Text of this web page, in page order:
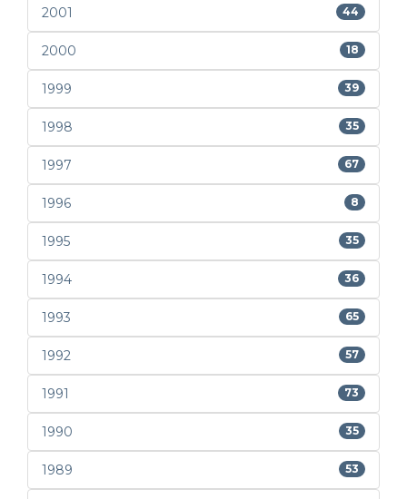
2001 44
2000 18
1999 39
1998 35
1997 67
1996 8
1995 35
1994 36
1993 65
1992 57
1991 73
1990 35
1989 53